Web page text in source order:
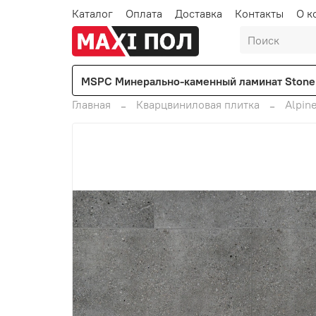
Каталог Оплата Доставка Контакты О
MSPC Минерально-каменный ламинат
Главная
Кварцвиниловая плитка